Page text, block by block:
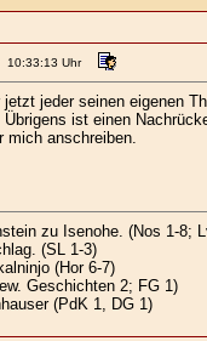
10:33:13 Uhr
jeder seinen eigenen
ist einen
mich anschreiben.
zu Isenohe. (Nos 1-8;
(SL 1-3)
(Hor 6-7)
Geschichten 2; FG 1)
(PdK 1, DG 1)